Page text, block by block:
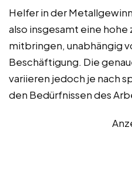
Helfer in der
also insgesamt eine
mitbringen, unabhängig
Beschäftigung. Die
variieren jedoch je nach
den Bedürfnissen des